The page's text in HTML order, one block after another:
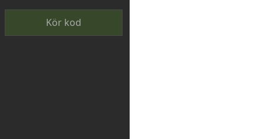
Kör kod